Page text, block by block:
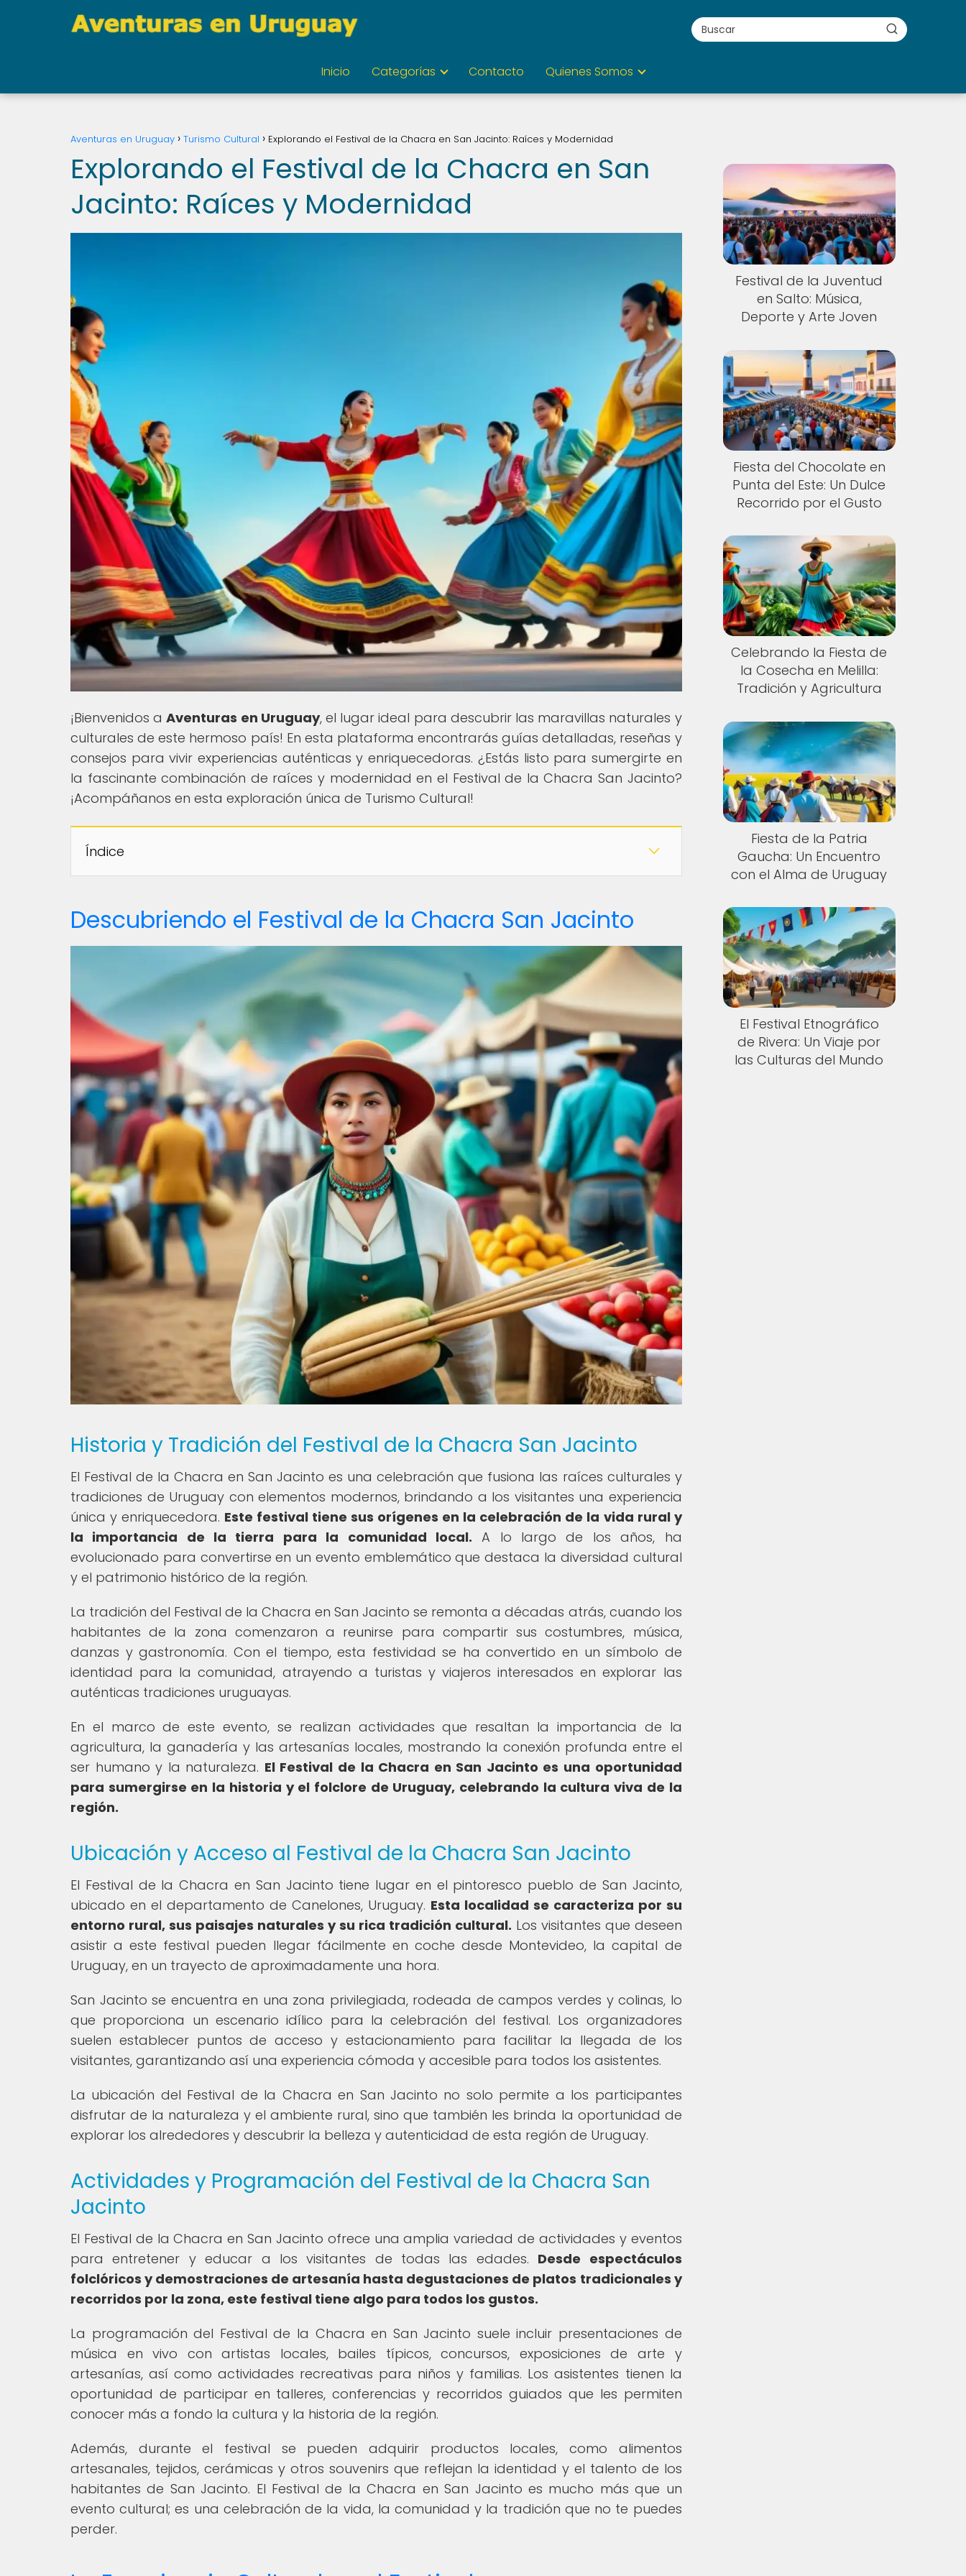
Inicio Categorías Contacto Quienes Somos
Aventuras en Uruguay Turismo Cultural Explorando el Festival de la Chacra en San Jacinto: Raíces y Modernidad
Explorando el Festival de la Chacra en San
Jacinto: Raíces y Modernidad
¡Bienvenidos aAventuras en Uruguay, el lugar ideal para descubrir las maravillas naturales y
culturales de este hermoso país! En esta plataforma encontrarás guías detalladas, reseñas y
consejos para vivir experiencias auténticas y enriquecedoras. ¿Estás listo para sumergirte en
la fascinante combinación de raíces y modernidad en el Festival de la Chacra San Jacinto?
¡Acompáñanos en esta exploración única de Turismo Cultural!
Índice
Descubriendo el Festival de la Chacra San Jacinto
Historia y Tradición del Festival de la Chacra San Jacinto
El Festival de la Chacra en San Jacinto es una celebración que fusiona las raíces culturales y
tradiciones de Uruguay con elementos modernos, brindando a los visitantes una experiencia
única y enriquecedora. Este festival tiene sus orígenes en la celebración de la vida rural y
la importancia de la tierra para la comunidad local. A lo largo de los años, ha
evolucionado para convertirse en un evento emblemático que destaca la diversidad cultural
y el patrimonio histórico de la región.
La tradición del Festival de la Chacra en San Jacinto se remonta a décadas atrás, cuando los
habitantes de la zona comenzaron a reunirse para compartir sus costumbres, música,
danzas y gastronomía. Con el tiempo, esta festividad se ha convertido en un símbolo de
identidad para la comunidad, atrayendo a turistas y viajeros interesados en explorar las
auténticas tradiciones uruguayas.
En el marco de este evento, se realizan actividades que resaltan la importancia de la
agricultura, la ganadería y las artesanías locales, mostrando la conexión profunda entre el
ser humano y la naturaleza. El Festival de la Chacra en San Jacinto es una oportunidad
para sumergirse en la historia y el folclore de Uruguay, celebrando la cultura viva de la
región.
Ubicación y Acceso al Festival de la Chacra San Jacinto
El Festival de la Chacra en San Jacinto tiene lugar en el pintoresco pueblo de San Jacinto,
ubicado en el departamento de Canelones, Uruguay. Esta localidad se caracteriza por su
entorno rural, sus paisajes naturales y su rica tradición cultural. Los visitantes que deseen
asistir a este festival pueden llegar fácilmente en coche desde Montevideo, la capital de
Uruguay, en un trayecto de aproximadamente una hora.
San Jacinto se encuentra en una zona privilegiada, rodeada de campos verdes y colinas, lo
que proporciona un escenario idílico para la celebración del festival. Los organizadores
suelen establecer puntos de acceso y estacionamiento para facilitar la llegada de los
visitantes, garantizando así una experiencia cómoda y accesible para todos los asistentes.
La ubicación del Festival de la Chacra en San Jacinto no solo permite a los participantes
disfrutar de la naturaleza y el ambiente rural, sino que también les brinda la oportunidad de
explorar los alrededores y descubrir la belleza y autenticidad de esta región de Uruguay.
Actividades y Programación del Festival de la Chacra San
Jacinto
El Festival de la Chacra en San Jacinto ofrece una amplia variedad de actividades y eventos
para entretener y educar a los visitantes de todas las edades. Desde espectáculos
folclóricos y demostraciones de artesanía hasta degustaciones de platos tradicionales y
recorridos por la zona, este festival tiene algo para todos los gustos.
La programación del Festival de la Chacra en San Jacinto suele incluir presentaciones de
música en vivo con artistas locales, bailes típicos, concursos, exposiciones de arte y
artesanías, así como actividades recreativas para niños y familias. Los asistentes tienen la
oportunidad de participar en talleres, conferencias y recorridos guiados que les permiten
conocer más a fondo la cultura y la historia de la región.
Además, durante el festival se pueden adquirir productos locales, como alimentos
artesanales, tejidos, cerámicas y otros souvenirs que reflejan la identidad y el talento de los
habitantes de San Jacinto. El Festival de la Chacra en San Jacinto es mucho más que un
evento cultural; es una celebración de la vida, la comunidad y la tradición que no te puedes
perder.
Festival de la Juventud
en Salto: Música,
Deporte y Arte Joven
Fiesta del Chocolate en
Punta del Este: Un Dulce
Recorrido por el Gusto
Celebrando la Fiesta de
la Cosecha en Melilla:
Tradición y Agricultura
Fiesta de la Patria
Gaucha: Un Encuentro
con el Alma de Uruguay
El Festival Etnográfico
de Rivera: Un Viaje por
las Culturas del Mundo